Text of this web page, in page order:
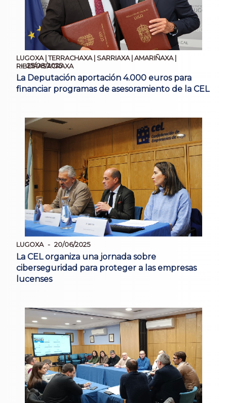
LUGOXA | TERRACHAXA | SARRIAXA | AMARIÑAXA |
RIBEIRASACRAXA
25/08/2025
La Deputación aportación 4.000 euros para
financiar programas de asesoramiento de la CEL
LUGOXA 20/06/2025
La CEL organiza una jornada sobre
ciberseguridad para proteger a las empresas
lucenses